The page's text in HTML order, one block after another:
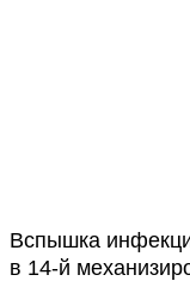
Вспышка
в 14-й